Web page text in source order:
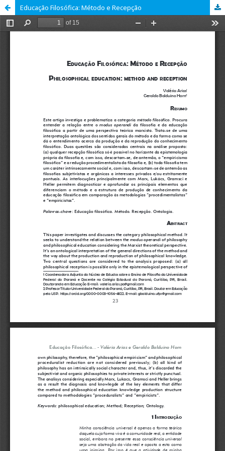
Educação Filosófica: Método e Recepção